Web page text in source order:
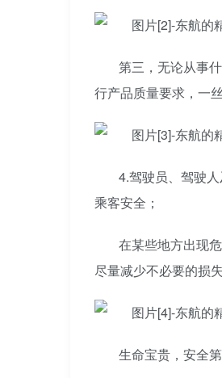
第三，无论从事
行产品质量要求，一
4.驾驶员、驾驶
乘客安全；
在某些地方出现
尽量减少不必要的损
生命宝贵，安全第